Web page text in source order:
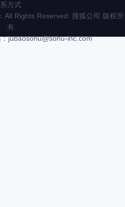
系方式
All Rights Reserved. 搜狐公司 版权所
有
jubaosohu@sohu-inc.com